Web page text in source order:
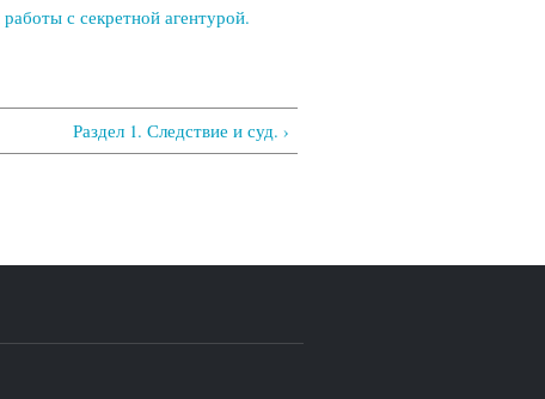
с секретной агентурой.
Раздел 1. Следствие и суд. ›